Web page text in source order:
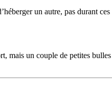
un autre, pas durant
un couple de petites